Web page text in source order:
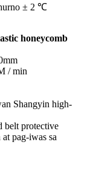
± 2 ℃
honeycomb
/ min
Shangyin high-
belt protective
pag-iwas sa